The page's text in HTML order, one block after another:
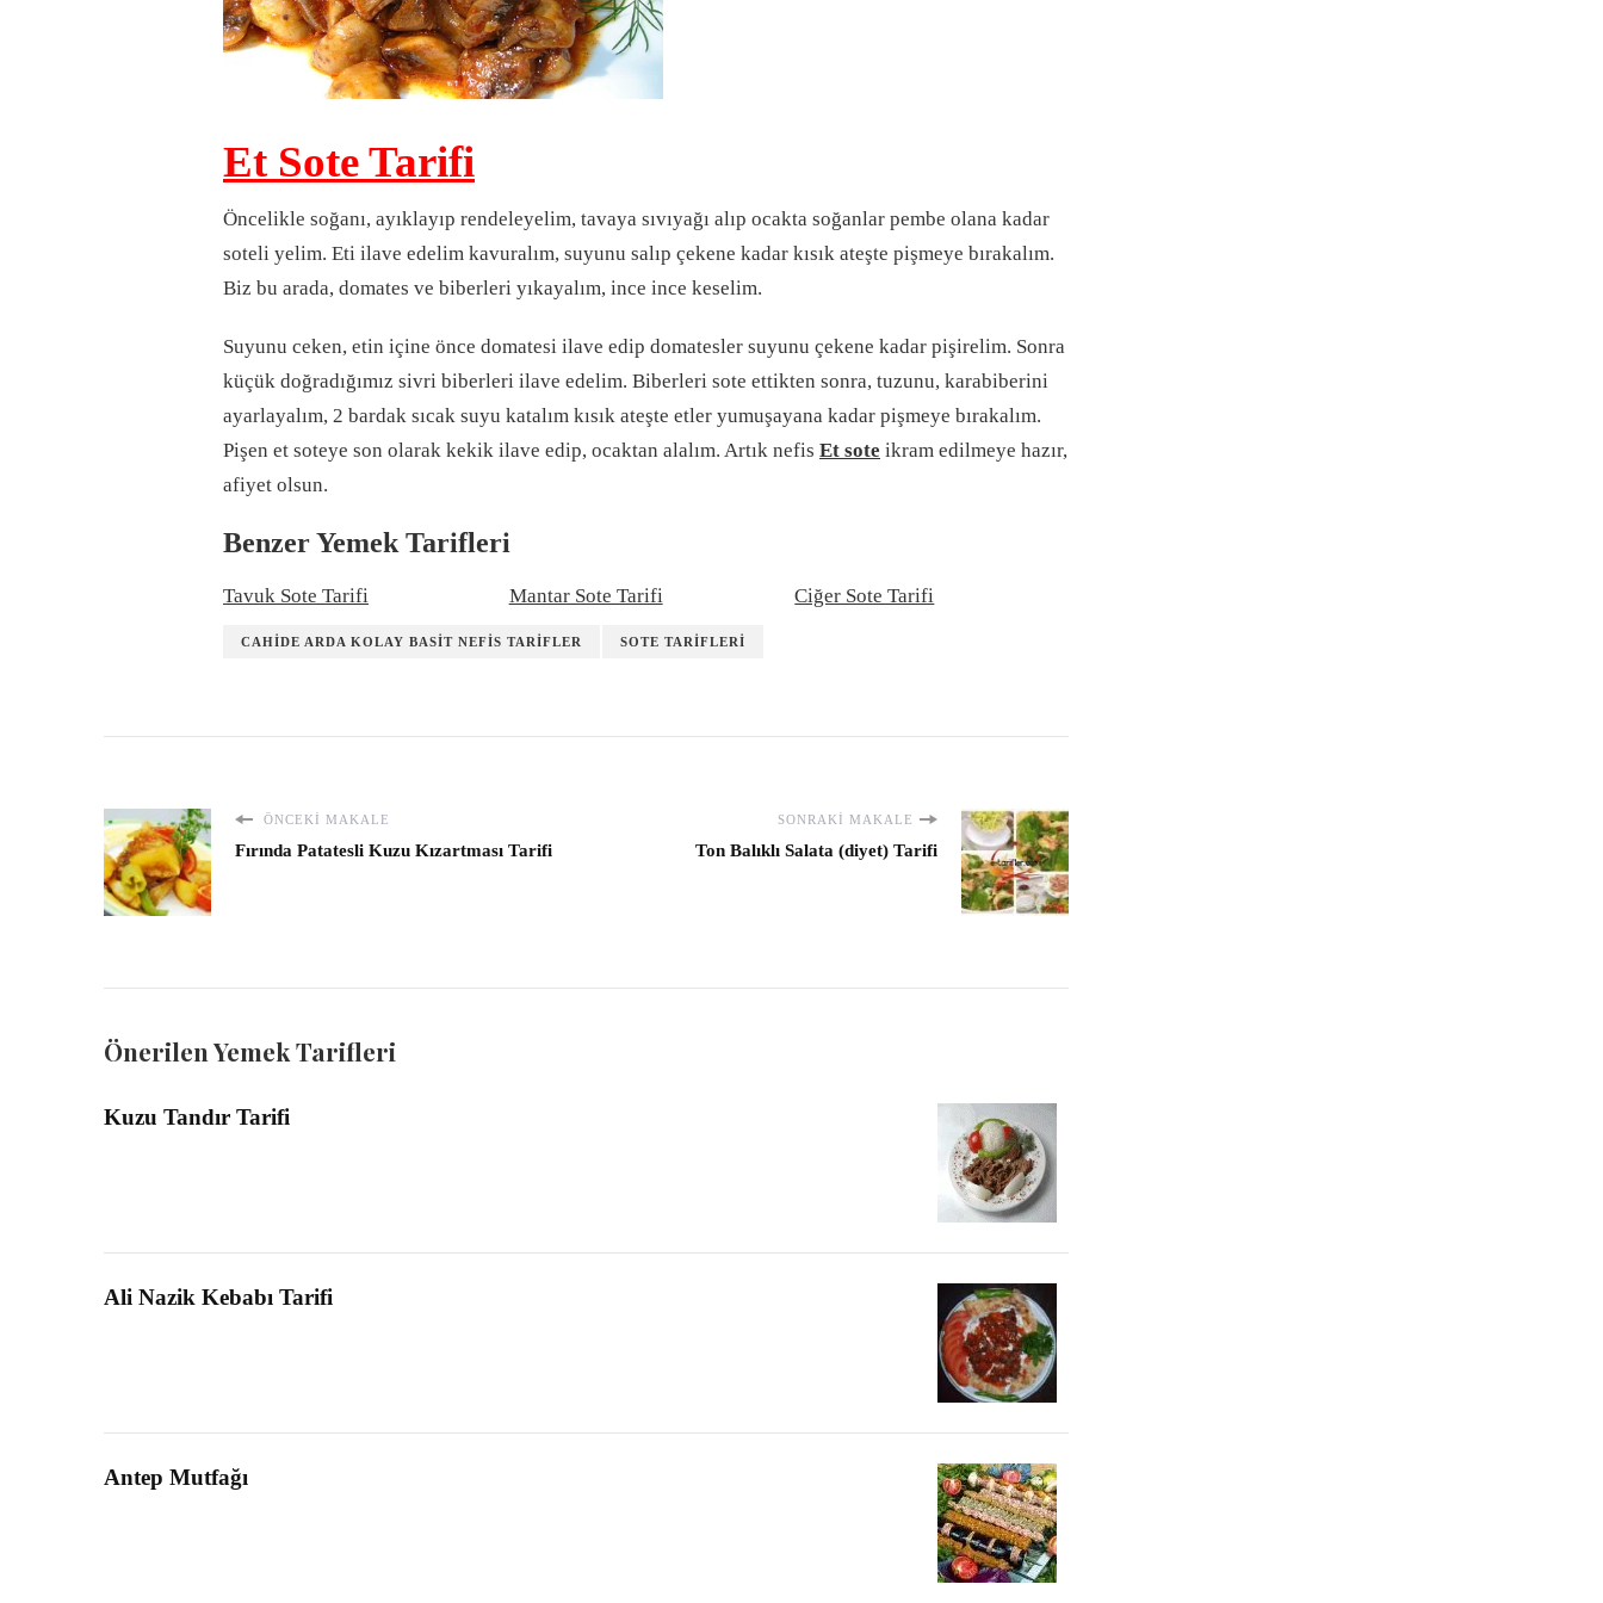
Et Sote Tarifi
Öncelikle soğanı, ayıklayıp rendeleyelim, tavaya sıvıyağı alıp ocakta soğanlar pembe olana kadar
soteli yelim. Eti ilave edelim kavuralım, suyunu salıp çekene kadar kısık ateşte pişmeye bırakalım.
Biz bu arada, domates ve biberleri yıkayalım, ince ince keselim.
Suyunu ceken, etin içine önce domatesi ilave edip domatesler suyunu çekene kadar pişirelim. Sonra
küçük doğradığımız sivri biberleri ilave edelim. Biberleri sote ettikten sonra, tuzunu, karabiberini
ayarlayalım, 2 bardak sıcak suyu katalım kısık ateşte etler yumuşayana kadar pişmeye bırakalım.
Pişen et soteye son olarak kekik ilave edip, ocaktan alalım. Artık nefis Et sote ikram edilmeye hazır,
afiyet olsun.
Benzer Yemek Tarifleri
Tavuk Sote Tarifi Mantar Sote Tarifi Ciğer Sote Tarifi
CAHIDE ARDA KOLAY BASIT NEFIS TARIFLER SOTE TARIFLERI
ÖNCEKI MAKALE
Fırında Patatesli Kuzu Kızartması Tarifi
SONRAKI MAKALE
Ton Balıklı Salata (diyet) Tarifi
Önerilen Yemek Tarifleri
Kuzu Tandır Tarifi
Ali Nazik Kebabı Tarifi
Antep Mutfağı